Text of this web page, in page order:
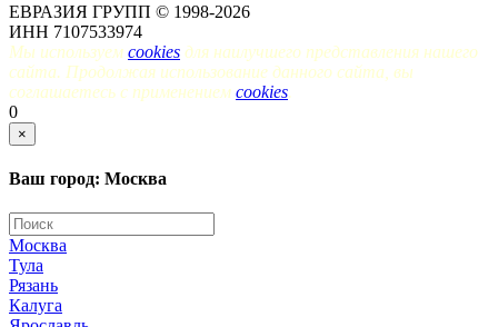
ЕВРАЗИЯ ГРУПП © 1998-2026
ИНН 7107533974
Мы используем cookies для наилучшего представления нашего
сайта. Продолжая использование данного сайта, вы
соглашаетесь с применением cookies.
0
×
Ваш город: Москва
Москва
Тула
Рязань
Калуга